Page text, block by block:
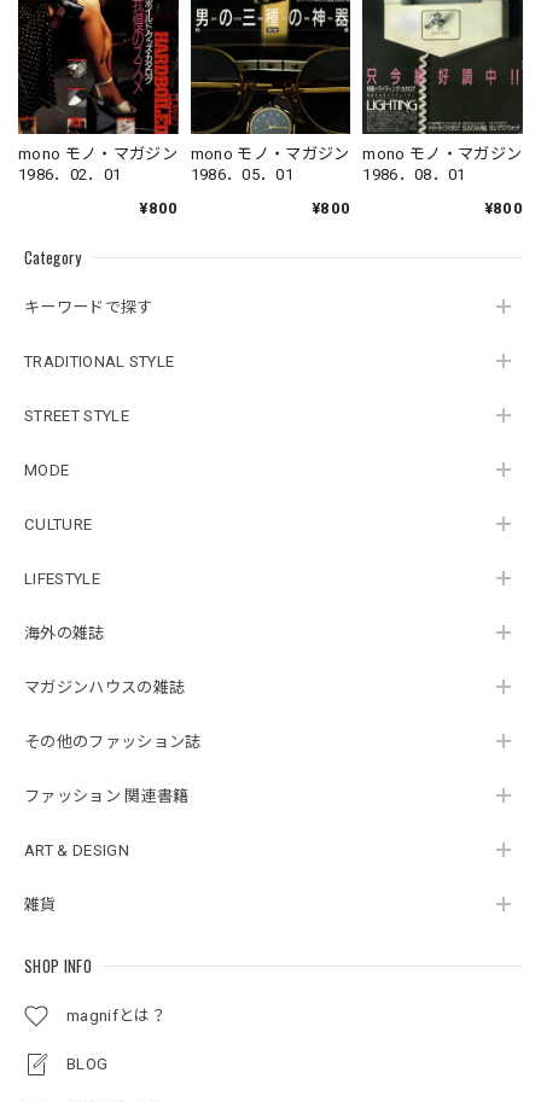
Category
キーワードで探す
TRADITIONAL STYLE
STREET STYLE
MODE
CULTURE
LIFESTYLE
海外の雑誌
マガジンハウスの雑誌
その他のファッション誌
ファッション 関連書籍
ART & DESIGN
雑貨
SHOP INFO
magnifとは？
BLOG
mono モノ・マガジン
1986．02．01
¥800
mono モノ・マガジン
1986．05．01
¥800
mono モノ・マガジン
1986．08．01
¥800